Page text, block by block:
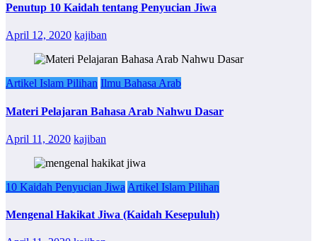
Penutup 10 Kaidah tentang Penyucian Jiwa
April 12, 2020 kajiban
Artikel Islam Pilihan Ilmu Bahasa Arab
Materi Pelajaran Bahasa Arab Nahwu Dasar
April 11, 2020 kajiban
10 Kaidah Penyucian Jiwa Artikel Islam Pilihan
Mengenal Hakikat Jiwa (Kaidah Kesepuluh)